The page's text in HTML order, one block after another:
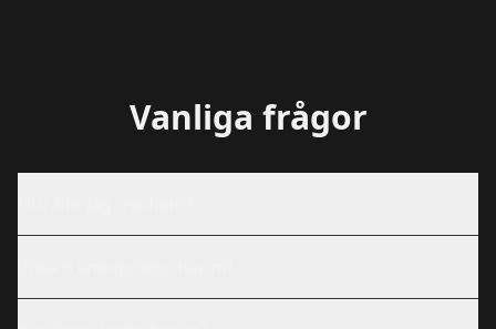
Vanliga frågor